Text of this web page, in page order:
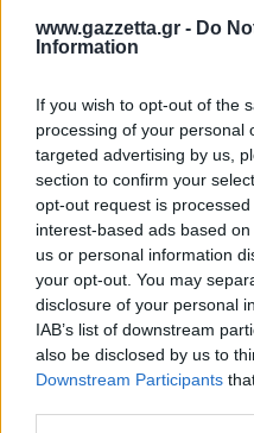
www.gazzetta.gr - Do
Information
If you wish to opt-out of the
processing of your personal
targeted advertising by us,
section to confirm your
opt-out request is
interest-based ads based
us or personal information
your opt-out. You may
disclosure of your personal
IAB’s list of downstream
also be disclosed by us to
Downstream Participants
Άρης
Λεβαδειακός
ΟΦΗ
Βόλος
Ατρόμητος Αθηνών
Κηφισιά
Αστέρας Τρίπολης
Μεγάλη μου Αγάπη
ΤΕΛΕΥΤΑΙΑ ΝΕΑ